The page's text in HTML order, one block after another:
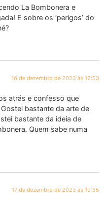
La Bombonera e
E sobre os ‘perigos’ do
16 de dezembro de 2023 às 12:53
atrás e confesso que
bastante da arte de
bastante da ideia de
Quem sabe numa
17 de dezembro de 2023 às 19:35